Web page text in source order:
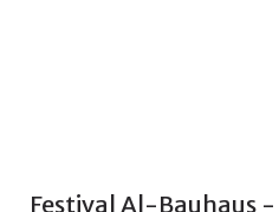
Festival Al-Bauhaus -